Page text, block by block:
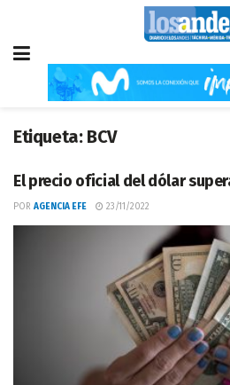
Etiqueta: BCV
El precio oficial del dólar
POR AGENCIA EFE 23/11/2022